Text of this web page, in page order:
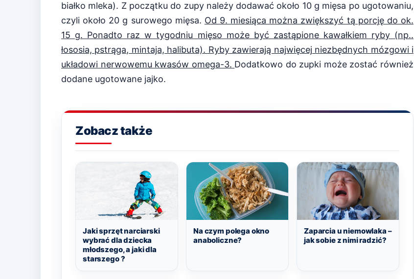
białko mleka). Z początku do zupy należy dodawać około 10 g mięsa po ugotowaniu,
czyli około 20 g surowego mięsa. Od 9. miesiąca można zwiększyć tą porcję do ok.
15 g. Ponadto raz w tygodniu mięso może być zastąpione kawałkiem ryby (np..
łososia, pstrąga, mintaja, halibuta). Ryby zawierają najwięcej niezbędnych mózgowi i
układowi nerwowemu kwasów omega-3. Dodatkowo do zupki może zostać również
dodane ugotowane jajko.
Zobacz także
Jaki sprzęt narciarski
wybrać dla dziecka
młodszego, a jaki dla
starszego ?
Na czym polega okno
anaboliczne?
Zaparcia u niemowlaka –
jak sobie z nimi radzić?